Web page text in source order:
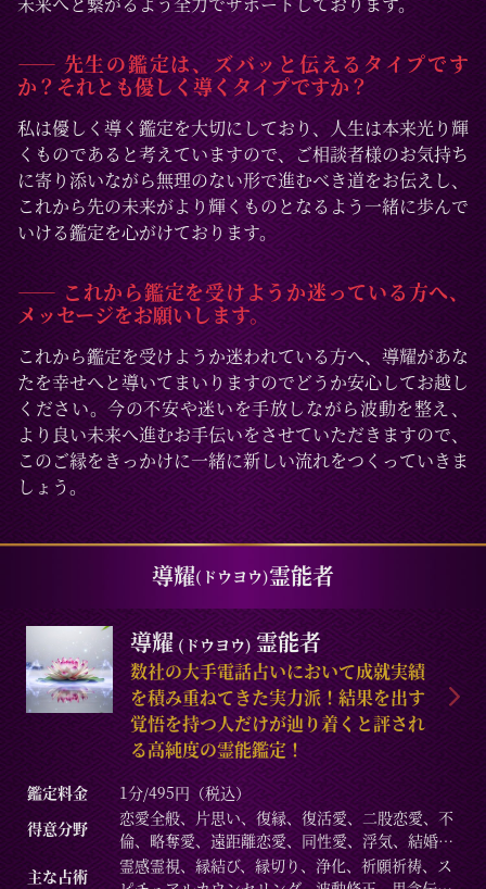
―― 先生の鑑定は、ズバッと伝えるタイプです
か？それとも優しく導くタイプですか？
私は優しく導く鑑定を大切にしており、人生は本来光り輝
くものであると考えていますので、ご相談者様のお気持ち
に寄り添いながら無理のない形で進むべき道をお伝えし、
これから先の未来がより輝くものとなるよう一緒に歩んで
いける鑑定を心がけております。
―― これから鑑定を受けようか迷っている方へ、
メッセージをお願いします。
これから鑑定を受けようか迷われている方へ、導耀があな
たを幸せへと導いてまいりますのでどうか安心してお越し
ください。今の不安や迷いを手放しながら波動を整え、
より良い未来へ進むお手伝いをさせていただきますので、
このご縁をきっかけに一緒に新しい流れをつくっていきま
しょう。
導耀(ドウヨウ)霊能者
導耀 (ドウヨウ)霊能者
数社の大手電話占いにおいて成就実績
を積み重ねてきた実力派！結果を出す
覚悟を持つ人だけが辿り着くと評され
る高純度の霊能鑑定！
鑑定料金
1分/495円（税込）
得意分野
恋愛全般、片思い、復縁、復活愛、二股恋愛、不
倫、略奪愛、遠距離恋愛、同性愛、浮気、結婚、
離婚、夫婦問題、家庭/家族問題、親子、育児、教
主な占術
霊感霊視、縁結び、縁切り、浄化、祈願祈祷、ス